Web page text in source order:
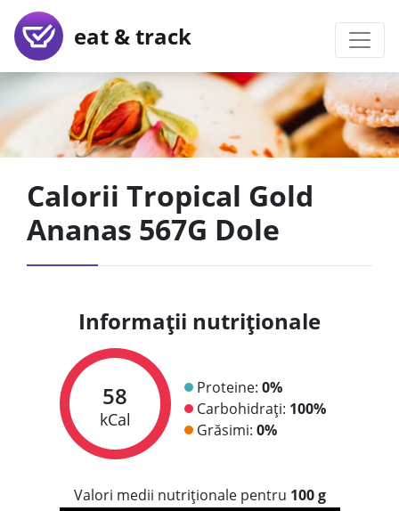
eat & track
Calorii Tropical Gold
Ananas 567G Dole
Informații nutriționale
58
kCal
Proteine: 0%
Carbohidrați: 100%
Grăsimi: 0%
Valori medii nutriționale pentru 100 g